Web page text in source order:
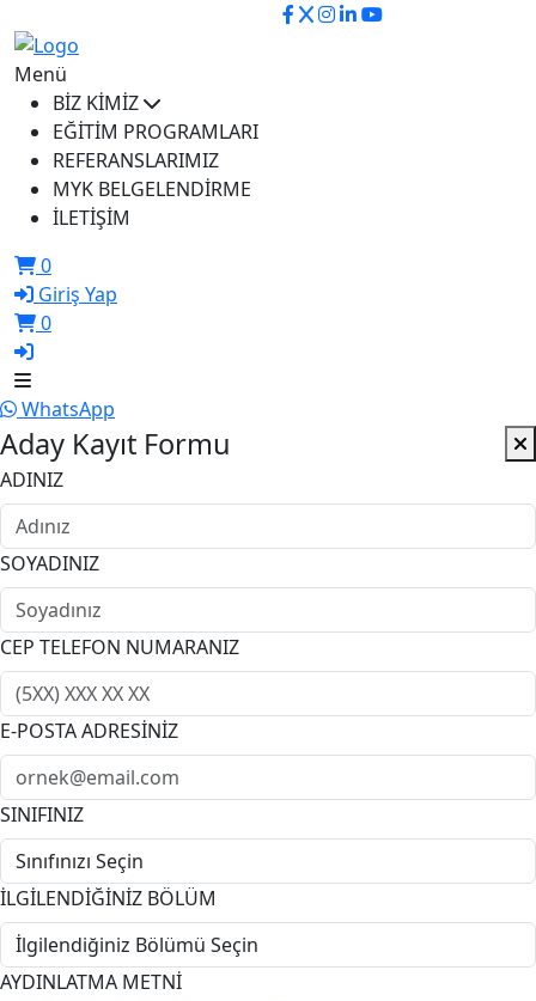
Menü
BİZ KİMİZ
EĞİTİM PROGRAMLARI
REFERANSLARIMIZ
MYK BELGELENDİRME
İLETİŞİM
0
Giriş Yap
0
WhatsApp
Aday Kayıt Formu
ADINIZ
SOYADINIZ
CEP TELEFON NUMARANIZ
E-POSTA ADRESİNİZ
SINIFINIZ
İLGİLENDİĞİNİZ BÖLÜM
AYDINLATMA METNİ